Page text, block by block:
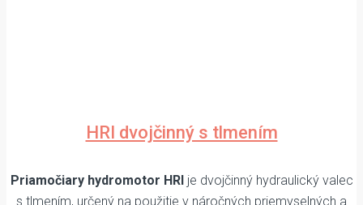
HRI dvojčinný s tlmením
Priamočiary hydromotor HRIje dvojčinný hydraulický valec
s tlmením, určený na použitie v náročných priemyselných a